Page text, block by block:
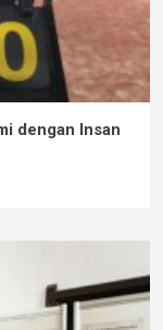
dengan Insan